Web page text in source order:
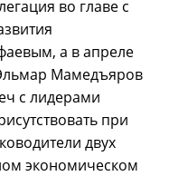
во главе с
а в апреле
Мамедъяров
с лидерами
при
двух
экономическом